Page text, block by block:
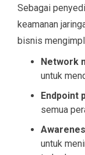
Sebagai
keamanan
bisnis
Network
untuk
Endpoint
semua
untuk